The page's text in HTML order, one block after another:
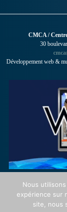
CMCA /
30
Développement web &
Nous
expérience sur
site, nous